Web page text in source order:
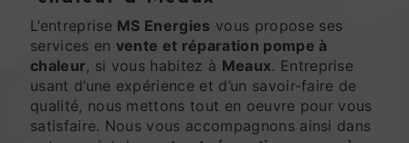
L’entreprise MS Energies vous propose ses
services en vente et réparation pompe à
chaleur, si vous habitez à Meaux. Entreprise
usant d’une expérience et d’un savoir-faire de
qualité, nous mettons tout en oeuvre pour vous
satisfaire. Nous vous accompagnons ainsi dans